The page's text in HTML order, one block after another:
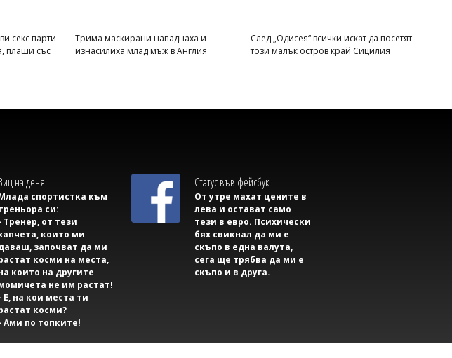
секс парти
плаши със
Трима маскирани нападнаха и
изнасилиха млад мъж в Англия
След „Одисея“ всички искат да посетят
този малък остров край Сицилия
на деня
спортистка към
си:
Тренер, от тези
които ми
започват да ми
косми на места,
които на другите
не им растат!
Е, на кои места ти
косми?
Ами по топките!
Статус във фейсбук
От утре махат цените в
лева и остават само
тези в евро. Психически
бях свикнал да ми е
скъпо в една валута,
сега ще трябва да ми е
скъпо и в друга.